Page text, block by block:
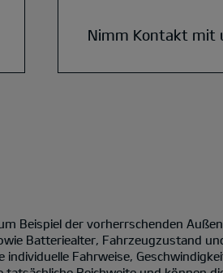
Nimm Kontakt mit
Beispiel der vorherrschenden
Batteriealter, Fahrzeugzustand
Fahrweise,